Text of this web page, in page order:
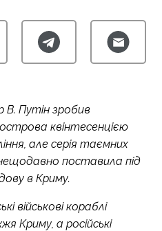
Путін зробив
квінтесенцією
але серія таємних
поставила під
в Криму.
військові кораблі
Криму, а російські